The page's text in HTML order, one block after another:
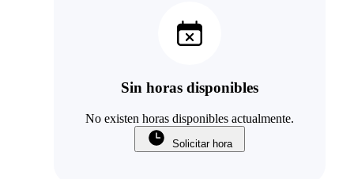
Sin horas disponibles
No existen horas disponibles actualmente.
Solicitar hora